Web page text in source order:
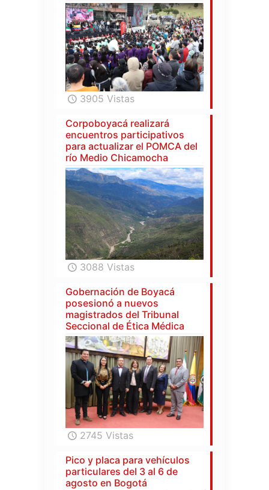
3905 Vistas
Corpoboyacá realizará
encuentros participativos
para actualizar el POMCA del
río Medio Chicamocha
3088 Vistas
Gobernación de Boyacá
posesionó a nuevos
magistrados del Tribunal
Seccional de Ética Médica
2745 Vistas
Pico y placa para vehículos
particulares del 3 al 6 de
agosto en Bogotá